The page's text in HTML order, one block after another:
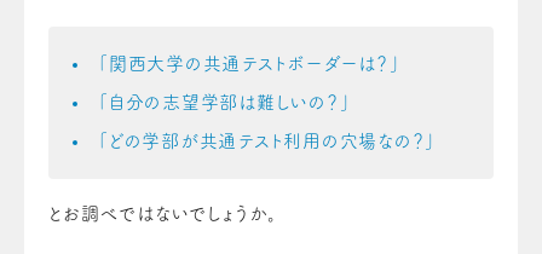
「関西大学の共通テストボーダーは？」
「自分の志望学部は難しいの？」
どの学部が共通テスト利用の穴場なの？」
とお調べではないでしょうか。